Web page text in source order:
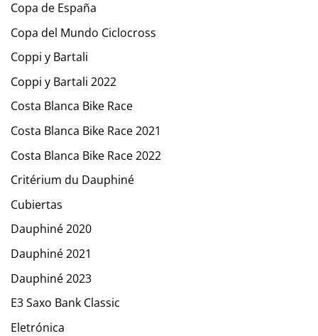
Copa de España
Copa del Mundo Ciclocross
Coppi y Bartali
Coppi y Bartali 2022
Costa Blanca Bike Race
Costa Blanca Bike Race 2021
Costa Blanca Bike Race 2022
Critérium du Dauphiné
Cubiertas
Dauphiné 2020
Dauphiné 2021
Dauphiné 2023
E3 Saxo Bank Classic
Eletrónica